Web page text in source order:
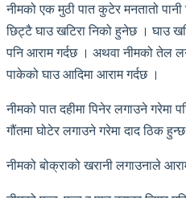
नीमको एक मुठी पात कुटेर मनतातो पानी
छिट्टै घाउ खटिरा निको हुनेछ । घाउ
पनि आराम गर्दछ । अथवा नीमको तेल
पाकेको घाउ आदिमा आराम गर्दछ ।
नीमको पात दहीमा पिनेर लगाउने गरेमा
गौंतमा घोटेर लगाउने गरेमा दाद ठिक
नीमको बोक्राको खरानी लगाउनाले